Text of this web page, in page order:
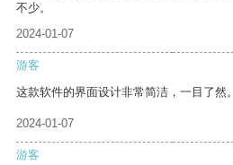
不少。
2024-01-07
游客
这款软件的界面设计非常简洁，一目了然。
2024-01-07
游客